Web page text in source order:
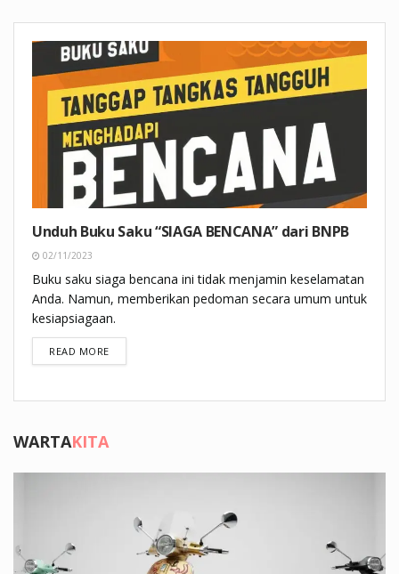
Unduh Buku Saku “SIAGA BENCANA” dari BNPB
02/11/2023
Buku saku siaga bencana ini tidak menjamin keselamatan
Anda. Namun, memberikan pedoman secara umum untuk
kesiapsiagaan.
READ MOREDETAILS
WARTAKITA